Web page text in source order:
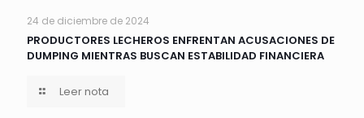
24 de diciembre de 2024
PRODUCTORES LECHEROS ENFRENTAN ACUSACIONES DE
DUMPING MIENTRAS BUSCAN ESTABILIDAD FINANCIERA
Leer nota